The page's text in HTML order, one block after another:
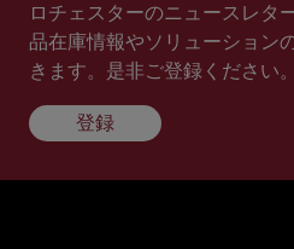
ロチェスターのニュースレタ
品在庫情報やソリューション
きます。是非ご登録ください。
登録